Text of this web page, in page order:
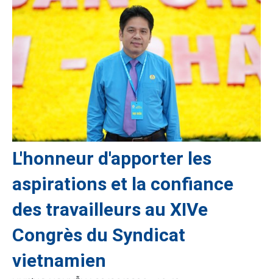
L'honneur d'apporter les
aspirations et la confiance
des travailleurs au XIVe
Congrès du Syndicat
vietnamien